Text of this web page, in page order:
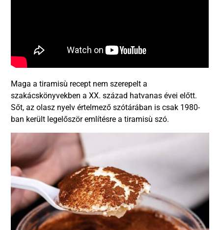
Maga a tiramisù recept nem szerepelt a
szakácskönyvekben a XX. század hatvanas évei előtt.
Sőt, az olasz nyelv értelmező szótárában is csak 1980-
ban került legelőször említésre a tiramisù szó.